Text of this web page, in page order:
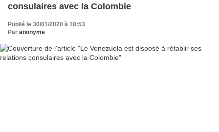
consulaires avec la Colombie
Publié le 30/01/2020 à 18:53
Par anonyme